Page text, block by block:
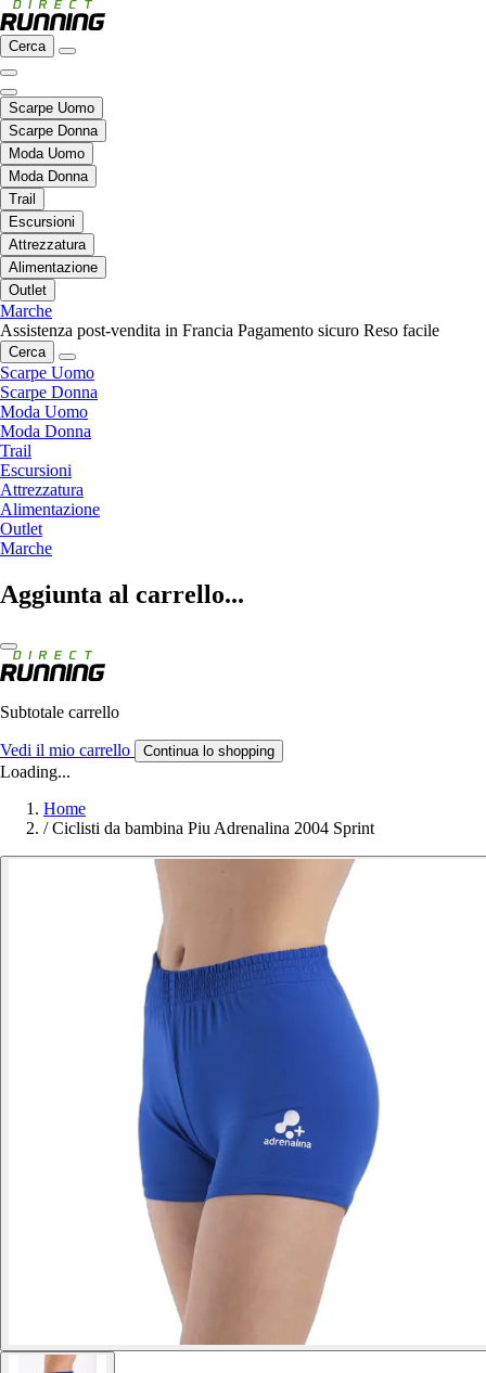
Cerca
Scarpe Uomo
Scarpe Donna
Moda Uomo
Moda Donna
Trail
Escursioni
Attrezzatura
Alimentazione
Outlet
Marche
Assistenza post-vendita in Francia Pagamento sicuro Reso facile
Cerca
Scarpe Uomo
Scarpe Donna
Moda Uomo
Moda Donna
Trail
Escursioni
Attrezzatura
Alimentazione
Outlet
Marche
Aggiunta al carrello...
Subtotale carrello
Vedi il mio carrello Continua lo shopping
Loading...
Home
/ Ciclisti da bambina Piu Adrenalina 2004 Sprint